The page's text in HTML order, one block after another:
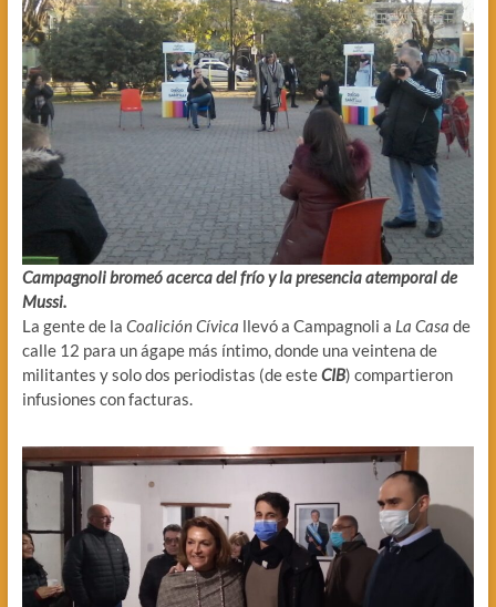
Campagnoli bromeó acerca del frío y la presencia atemporal de
Mussi.
La gente de la Coalición Cívica llevó a Campagnoli a La Casa de
calle 12 para un ágape más íntimo, donde una veintena de
militantes y solo dos periodistas (de esteCIB) compartieron
infusiones con facturas.